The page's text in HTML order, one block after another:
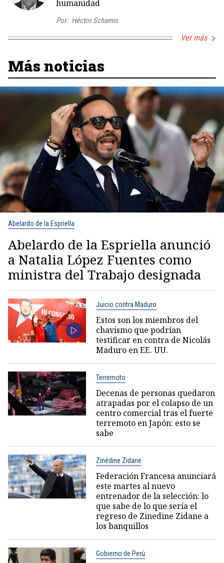
humanidad
Por: Héctor Schamis
Ver más
Más noticias
Abelardo de la Espriella
Abelardo de la Espriella anunció
a Natalia López Fuentes como
ministra del Trabajo designada
Juicio contra Maduro
Estos son los miembros del
chavismo que podrían
testificar en contra de Nicolás
Maduro en EE. UU.
Terremoto
Decenas de personas quedaron
atrapadas por el colapso de un
centro comercial tras el fuerte
terremoto en Japón: esto se
sabe
Zinédine Zidane
Federación Francesa anunciará
este martes al nuevo
entrenador de la selección: lo
que sabe de lo que sería el
regreso de Zinedine Zidane a
los banquillos
Gobierno de Perú